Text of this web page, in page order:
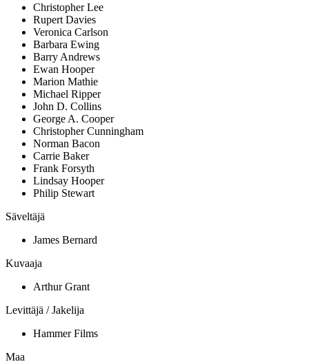
Christopher Lee
Rupert Davies
Veronica Carlson
Barbara Ewing
Barry Andrews
Ewan Hooper
Marion Mathie
Michael Ripper
John D. Collins
George A. Cooper
Christopher Cunningham
Norman Bacon
Carrie Baker
Frank Forsyth
Lindsay Hooper
Philip Stewart
Säveltäjä
James Bernard
Kuvaaja
Arthur Grant
Levittäjä / Jakelija
Hammer Films
Maa